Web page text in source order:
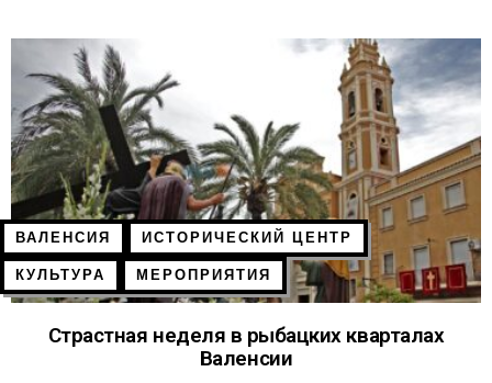
ВАЛЕНСИЯ ИСТОРИЧЕСКИЙ ЦЕНТР
КУЛЬТУРА МЕРОПРИЯТИЯ
Страстная неделя в рыбацких кварталах
Валенсии